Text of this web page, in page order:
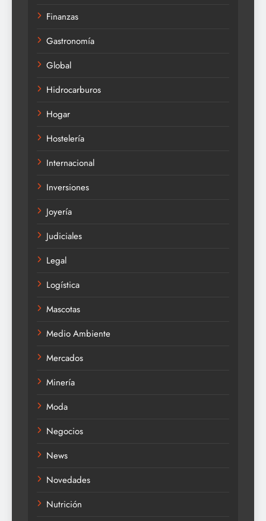
Finanzas
Gastronomía
Global
Hidrocarburos
Hogar
Hostelería
Internacional
Inversiones
Joyería
Judiciales
Legal
Logística
Mascotas
Medio Ambiente
Mercados
Minería
Moda
Negocios
News
Novedades
Nutrición